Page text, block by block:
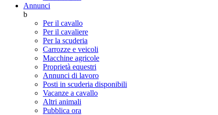
Annunci
b
Per il cavallo
Per il cavaliere
Per la scuderia
Carrozze e veicoli
Macchine agricole
Proprietà equestri
Annunci di lavoro
Posti in scuderia disponibili
Vacanze a cavallo
Altri animali
Pubblica ora